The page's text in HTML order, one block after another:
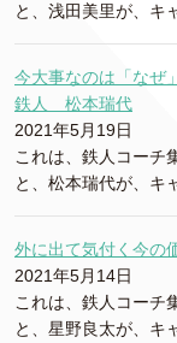
と、浅田美里が、キ
今大事なのは「なぜ
鉄人 松本瑞代
2021年5月19日
これは、鉄人コーチ
と、松本瑞代が、キ
外に出て気付く今の
2021年5月14日
これは、鉄人コーチ
と、星野良太が、キ